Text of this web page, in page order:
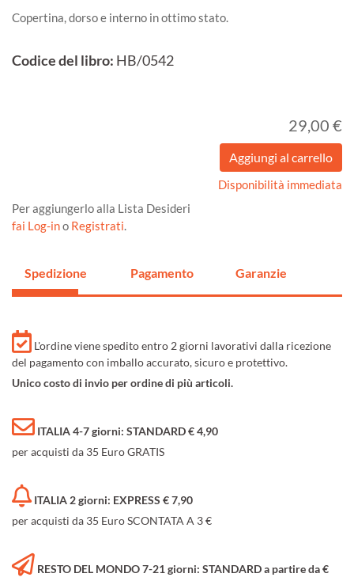
Copertina, dorso e interno in ottimo stato.
Codice del libro: HB/0542
29,00 €
Disponibilità immediata
Per aggiungerlo alla Lista Desideri
fai Log-ino Registrati.
Spedizione Pagamento Garanzie
L'ordine viene spedito entro 2 giorni lavorativi dalla ricezione
del pagamento con imballo accurato, sicuro e protettivo.
Unico costo di invio per ordine di più articoli.
ITALIA 4-7 giorni: STANDARD € 4,90
per acquisti da 35 Euro GRATIS
ITALIA 2 giorni: EXPRESS € 7,90
per acquisti da 35 Euro SCONTATA A 3 €
RESTO DEL MONDO 7-21 giorni: STANDARD a partire da €